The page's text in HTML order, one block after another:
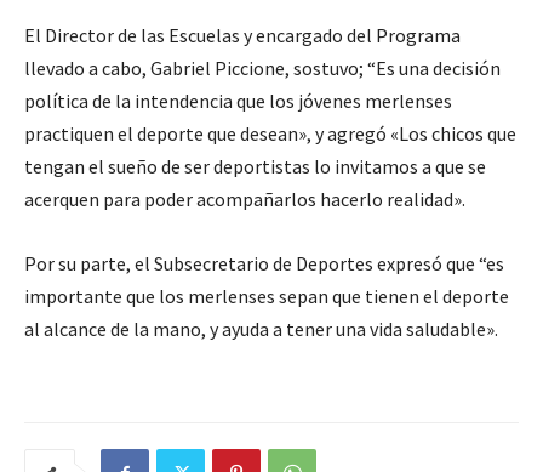
El Director de las Escuelas y encargado del Programa
llevado a cabo, Gabriel Piccione, sostuvo; “Es una decisión
política de la intendencia que los jóvenes merlenses
practiquen el deporte que desean», y agregó «Los chicos que
tengan el sueño de ser deportistas lo invitamos a que se
acerquen para poder acompañarlos hacerlo realidad».
Por su parte, el Subsecretario de Deportes expresó que “es
importante que los merlenses sepan que tienen el deporte
al alcance de la mano, y ayuda a tener una vida saludable».